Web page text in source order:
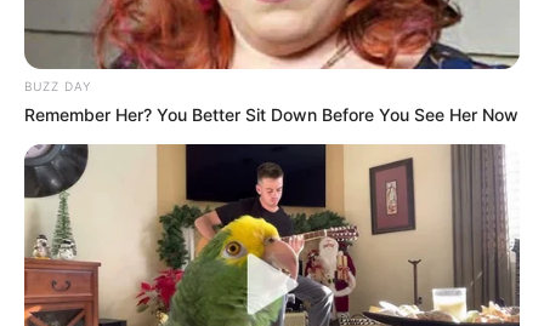
amanda gabi há 16 anos
deis de piquena teve o enterese de aprender fuxico,
poderia me mandar uns modelos diferentes??eu
agradesso muito
BJS
JFernando Gemin há 16 anos
BUZZ DAY
Remember Her? You Better Sit Down Before You See Her Now